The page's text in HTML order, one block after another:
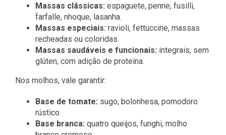
Massas clássicas: espaguete, penne, fusilli,
farfalle, nhoque, lasanha.
Massas especiais: ravioli, fettuccine, massas
recheadas ou coloridas.
Massas saudáveis e funcionais: integrais, sem
glúten, com adição de proteína.
Nos molhos, vale garantir:
Base de tomate: sugo, bolonhesa, pomodoro
rústico.
Base branca: quatro queijos, funghi, molho